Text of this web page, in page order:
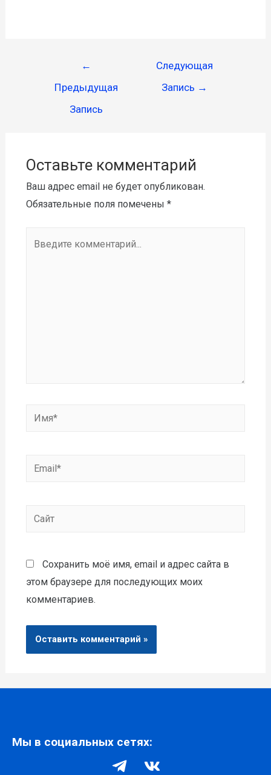
←
Предыдущая
Запись
Следующая
Запись →
Оставьте комментарий
Ваш адрес email не будет опубликован.
Обязательные поля помечены *
Сохранить моё имя, email и адрес сайта в
этом браузере для последующих моих
комментариев.
Мы в социальных сетях: